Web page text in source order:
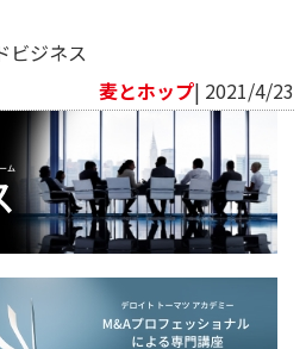
ビジネス
麦とホップ| 2021/4/23